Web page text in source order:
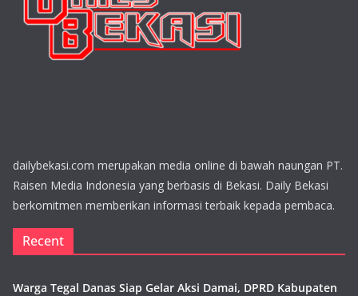
dailybekasi.com merupakan media online di bawah naungan PT.
Raisen Media Indonesia yang berbasis di Bekasi. Daily Bekasi
berkomitmen memberikan informasi terbaik kepada pembaca.
Recent
Warga Tegal Danas Siap Gelar Aksi Damai, DPRD Kabupaten